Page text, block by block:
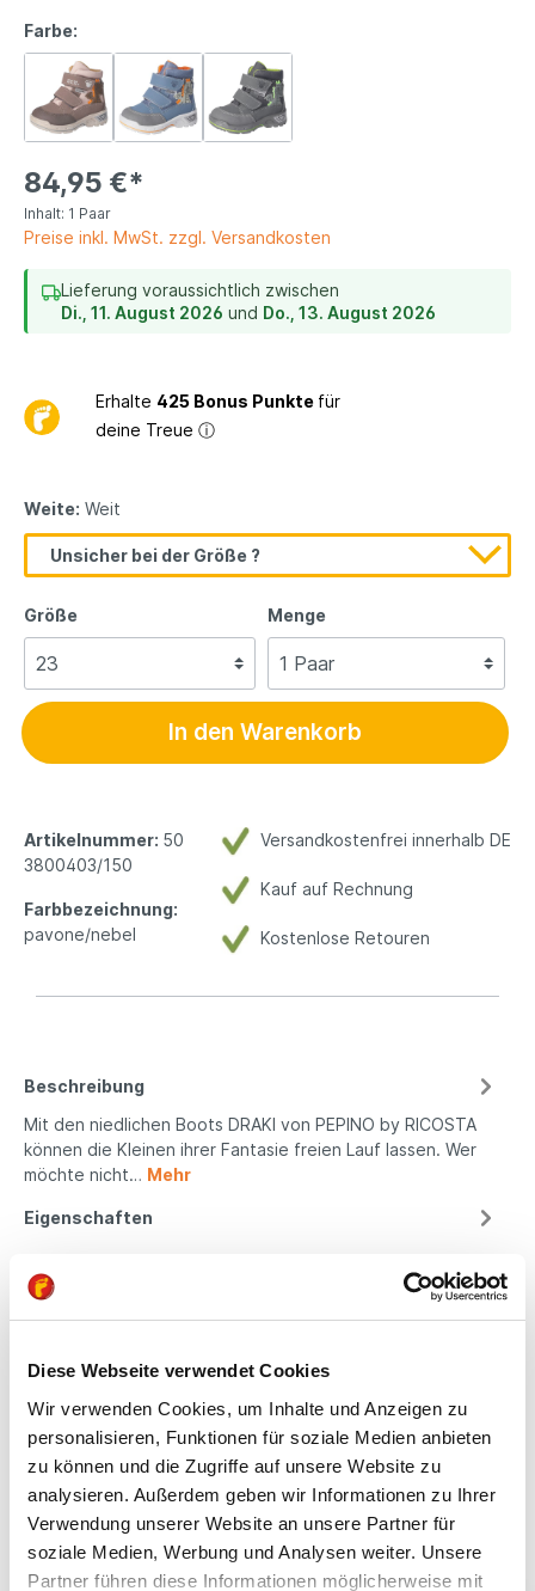
Diese Webseite verwendet Cookies
Wir verwenden Cookies, um Inhalte und Anzeigen zu
personalisieren, Funktionen für soziale Medien anbieten
zu können und die Zugriffe auf unsere Website zu
analysieren. Außerdem geben wir Informationen zu Ihrer
Verwendung unserer Website an unsere Partner für
soziale Medien, Werbung und Analysen weiter. Unsere
Partner führen diese Informationen möglicherweise mit
Farbe:
84,95 €*
Inhalt: 1 Paar
Preise inkl. MwSt. zzgl. Versandkosten
Lieferung voraussichtlich zwischen
Di., 11. August 2026 und Do., 13. August 2026
Erhalte 425 Bonus Punkte für
deine Treue ⓘ
Weite: Weit
Unsicher bei der Größe ?
Größe Menge
In den Warenkorb
Versandkostenfrei innerhalb DE
Kauf auf Rechnung
Kostenlose Retouren
Artikelnummer: 50
3800403/150
Farbbezeichnung:
pavone/nebel
Beschreibung
Mit den niedlichen Boots DRAKI von PEPINO by RICOSTA
können die Kleinen ihrer Fantasie freien Lauf lassen. Wer
möchte nicht… Mehr
Eigenschaften
Kindgerechte
Passform
All unsere Schuhe sind
auf die Bedürfnisse
von Kindern
ausgerichtet. Sie
bieten optimalen Halt,